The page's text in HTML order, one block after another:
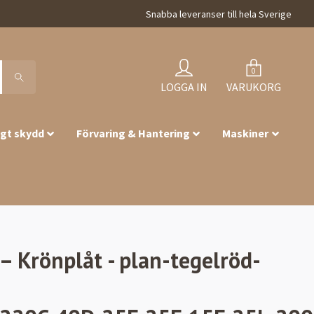
Snabba leveranser till hela Sverige
LOGGA IN
0
VARUKORG
skydd Förvaring & Hantering Maskiner
Krönplåt - plan-tegelröd-